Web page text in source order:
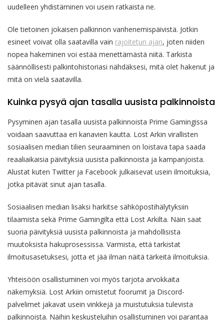
uudelleen yhdistäminen voi usein ratkaista ne.
Ole tietoinen jokaisen palkinnon vanhenemispäivistä. Jotkin
esineet voivat olla saatavilla vain rajoitetun ajan, joten niiden
nopea hakeminen voi estää menettämästä niitä. Tarkista
säännöllisesti palkintohistoriasi nähdäksesi, mitä olet hakenut ja
mitä on vielä saatavilla.
Kuinka pysyä ajan tasalla uusista palkinnoista
Pysyminen ajan tasalla uusista palkinnoista Prime Gamingissa
voidaan saavuttaa eri kanavien kautta. Lost Arkin virallisten
sosiaalisen median tilien seuraaminen on loistava tapa saada
reaaliaikaisia päivityksiä uusista palkinnoista ja kampanjoista.
Alustat kuten Twitter ja Facebook julkaisevat usein ilmoituksia,
jotka pitävät sinut ajan tasalla.
Sosiaalisen median lisäksi harkitse sähköpostihälytyksiin
tilaamista sekä Prime Gamingilta että Lost Arkilta. Näin saat
suoria päivityksiä uusista palkinnoista ja mahdollisista
muutoksista hakuprosessissa. Varmista, että tarkistat
ilmoitusasetuksesi, jotta et jää ilman näitä tärkeitä ilmoituksia.
Yhteisöön osallistuminen voi myös tarjota arvokkaita
näkemyksiä. Lost Arkiin omistetut foorumit ja Discord-
palvelimet jakavat usein vinkkejä ja muistutuksia tulevista
palkinnoista. Näihin keskusteluihin osallistuminen voi parantaa